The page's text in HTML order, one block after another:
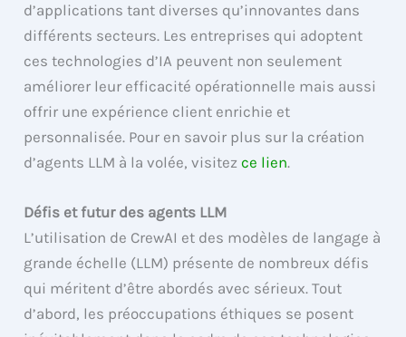
d’applications tant diverses qu’innovantes dans
différents secteurs. Les entreprises qui adoptent
ces technologies d’IA peuvent non seulement
améliorer leur efficacité opérationnelle mais aussi
offrir une expérience client enrichie et
personnalisée. Pour en savoir plus sur la création
d’agents LLM à la volée, visitezce lien.
Défis et futur des agents LLM
L’utilisation de CrewAI et des modèles de langage à
grande échelle (LLM) présente de nombreux défis
qui méritent d’être abordés avec sérieux. Tout
d’abord, les préoccupations éthiques se posent